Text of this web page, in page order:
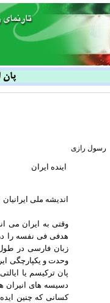
رسول رازی
اینده ایران
اندیشه ملی ایرانیان
وقتی به ایران می
هدفی فی نفسه را
زبان فارسی در
وحدت و یکپارچگی
پان ترکیسم یا
دسیسه های انیران
کسانی که چنین